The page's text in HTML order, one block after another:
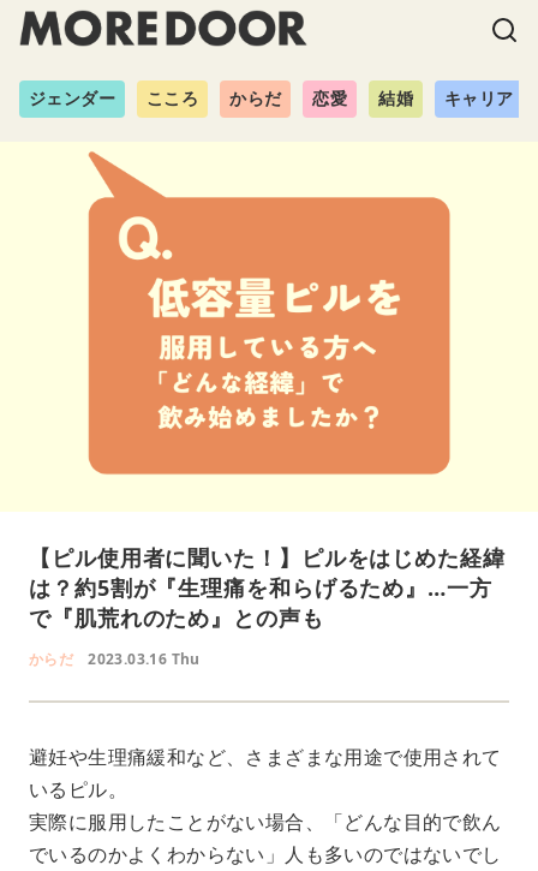
ジェンダー こころ からだ 恋愛 結婚 キャリア
【ピル使用者に聞いた！】ピルをはじめた経緯
は？約5割が『生理痛を和らげるため』…一方
で『肌荒れのため』との声も
からだ 2023.03.16 Thu
避妊や生理痛緩和など、さまざまな用途で使用されて
いるピル。
実際に服用したことがない場合、「どんな目的で飲ん
でいるのかよくわからない」人も多いのではないでし